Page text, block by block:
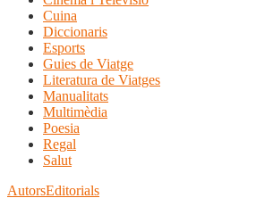
Cuina
Diccionaris
Esports
Guies de Viatge
Literatura de Viatges
Manualitats
Multimèdia
Poesia
Regal
Salut
AutorsEditorials